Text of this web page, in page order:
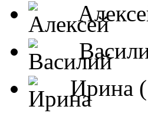
Ирина